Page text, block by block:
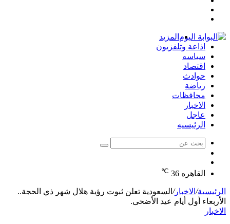
المزيد
اذاعة وتلفزيون
سياسه
اقتصاد
حوادث
رياضة
محافظات
الاخبار
عاجل
الرئيسيه
بحث
عشوائي
القاهره 36
℃
الرئيسية/ الاخبار/ السعودية تعلن ثبوت رؤية هلال شهر ذي الحجة..
الأربعاء أول أيام عيد الأضحى.
الاخبار